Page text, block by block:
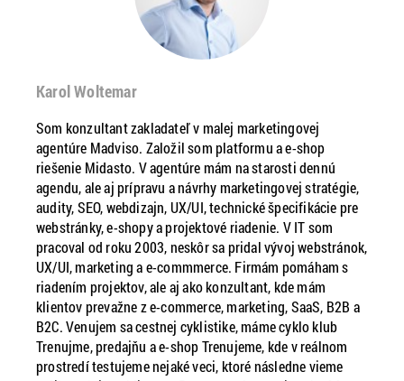
Karol Woltemar
Som konzultant zakladateľ v malej marketingovej
agentúre Madviso. Založil som platformu a e-shop
riešenie Midasto. V agentúre mám na starosti dennú
agendu, ale aj prípravu a návrhy marketingovej stratégie,
audity, SEO, webdizajn, UX/UI, technické špecifikácie pre
webstránky, e-shopy a projektové riadenie. V IT som
pracoval od roku 2003, neskôr sa pridal vývoj webstránok,
UX/UI, marketing a e-commmerce. Firmám pomáham s
riadením projektov, ale aj ako konzultant, kde mám
klientov prevažne z e-commerce, marketing, SaaS, B2B a
B2C. Venujem sa cestnej cyklistike, máme cyklo klub
Trenujme, predajňu a e-shop Trenujeme, kde v reálnom
prostredí testujeme nejaké veci, ktoré následne vieme